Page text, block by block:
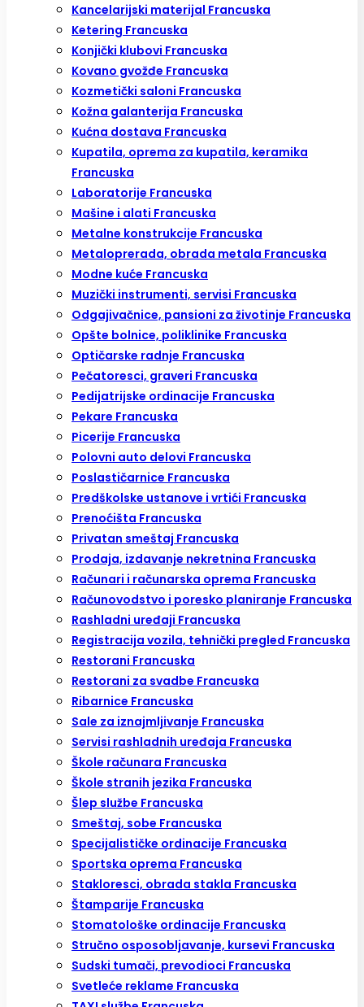
Kancelarijski materijal Francuska
Ketering Francuska
Konjički klubovi Francuska
Kovano gvožđe Francuska
Kozmetički saloni Francuska
Kožna galanterija Francuska
Kućna dostava Francuska
Kupatila, oprema za kupatila, keramika
Francuska
Laboratorije Francuska
Mašine i alati Francuska
Metalne konstrukcije Francuska
Metaloprerada, obrada metala Francuska
Modne kuće Francuska
Muzički instrumenti, servisi Francuska
Odgajivačnice, pansioni za životinje Francuska
Opšte bolnice, poliklinike Francuska
Optičarske radnje Francuska
Pečatoresci, graveri Francuska
Pedijatrijske ordinacije Francuska
Pekare Francuska
Picerije Francuska
Polovni auto delovi Francuska
Poslastičarnice Francuska
Predškolske ustanove i vrtići Francuska
Prenoćišta Francuska
Privatan smeštaj Francuska
Prodaja, izdavanje nekretnina Francuska
Računari i računarska oprema Francuska
Računovodstvo i poresko planiranje Francuska
Rashladni uređaji Francuska
Registracija vozila, tehnički pregled Francuska
Restorani Francuska
Restorani za svadbe Francuska
Ribarnice Francuska
Sale za iznajmljivanje Francuska
Servisi rashladnih uređaja Francuska
Škole računara Francuska
Škole stranih jezika Francuska
Šlep službe Francuska
Smeštaj, sobe Francuska
Specijalističke ordinacije Francuska
Sportska oprema Francuska
Stakloresci, obrada stakla Francuska
Štamparije Francuska
Stomatološke ordinacije Francuska
Stručno osposobljavanje, kursevi Francuska
Sudski tumači, prevodioci Francuska
Svetleće reklame Francuska